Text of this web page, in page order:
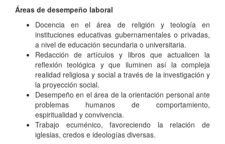
Áreas de desempeño laboral
Docencia en el área de religión y teología en
instituciones educativas gubernamentales o privadas,
a nivel de educación secundaria o universitaria.
Redacción de artículos y libros que actualicen la
reflexión teológica y que iluminen así la compleja
realidad religiosa y social a través de la investigación y
la proyección social.
Desempeño en el área de la orientación personal ante
problemas humanos de comportamiento,
espiritualidad y convivencia.
Trabajo ecuménico, favoreciendo la relación de
iglesias, credos e ideologías diversas.